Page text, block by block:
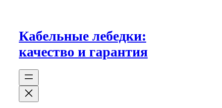
Кабельные лебедки:
качество и гарантия